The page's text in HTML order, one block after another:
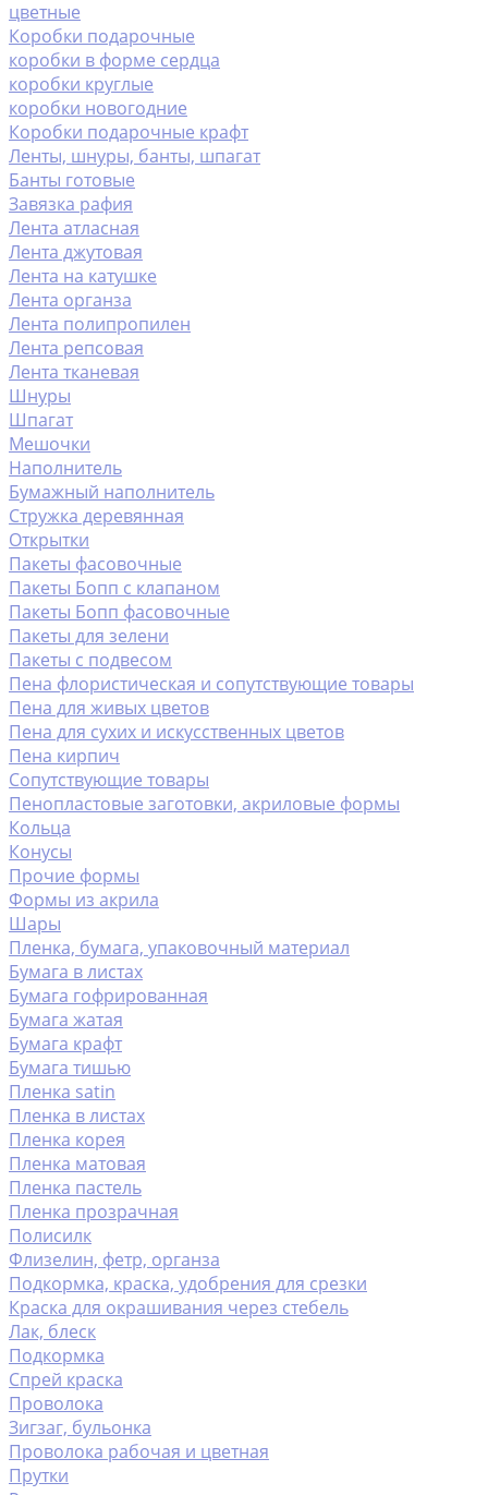
цветные
Коробки подарочные
коробки в форме сердца
коробки круглые
коробки новогодние
Коробки подарочные крафт
Ленты, шнуры, банты, шпагат
Банты готовые
Завязка рафия
Лента атласная
Лента джутовая
Лента на катушке
Лента органза
Лента полипропилен
Лента репсовая
Лента тканевая
Шнуры
Шпагат
Мешочки
Наполнитель
Бумажный наполнитель
Стружка деревянная
Открытки
Пакеты фасовочные
Пакеты Бопп с клапаном
Пакеты Бопп фасовочные
Пакеты для зелени
Пакеты с подвесом
Пена флористическая и сопутствующие товары
Пена для живых цветов
Пена для сухих и искусственных цветов
Пена кирпич
Сопутствующие товары
Пенопластовые заготовки, акриловые формы
Кольца
Конусы
Прочие формы
Формы из акрила
Шары
Пленка, бумага, упаковочный материал
Бумага в листах
Бумага гофрированная
Бумага жатая
Бумага крафт
Бумага тишью
Пленка satin
Пленка в листах
Пленка корея
Пленка матовая
Пленка пастель
Пленка прозрачная
Полисилк
Флизелин, фетр, органза
Подкормка, краска, удобрения для срезки
Краска для окрашивания через стебель
Лак, блеск
Подкормка
Спрей краска
Проволока
Зигзаг, бульонка
Проволока рабочая и цветная
Прутки